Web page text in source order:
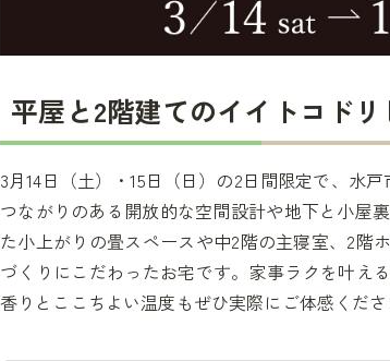
平屋と2階建てのイイトコド
3月14日（土）・15日（日）の2日間限定で、水
つながりのある開放的な空間設計や地下と小屋
た小上がりの畳スペースや中2階の主寝室、2階
づくりにこだわったお宅です。家事ラクを叶え
香りとここちよい温度もぜひ実際にご体感くださ